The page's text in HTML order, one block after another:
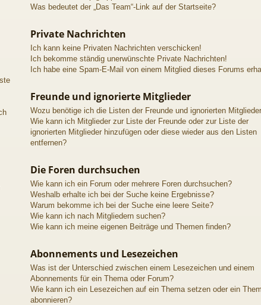
Was bedeutet der „Das Team“-Link auf der Startseite?
Private Nachrichten
Ich kann keine Privaten Nachrichten verschicken!
Ich bekomme ständig unerwünschte Private Nachrichten!
Ich habe eine Spam-E-Mail von einem Mitglied dieses Forums
Freunde und ignorierte Mitglieder
Wozu benötige ich die Listen der Freunde und ignorierten
Wie kann ich Mitglieder zur Liste der Freunde oder zur Liste der
ignorierten Mitglieder hinzufügen oder diese wieder aus den Listen
entfernen?
Die Foren durchsuchen
Wie kann ich ein Forum oder mehrere Foren durchsuchen?
Weshalb erhalte ich bei der Suche keine Ergebnisse?
Warum bekomme ich bei der Suche eine leere Seite?
Wie kann ich nach Mitgliedern suchen?
Wie kann ich meine eigenen Beiträge und Themen finden?
Abonnements und Lesezeichen
Was ist der Unterschied zwischen einem Lesezeichen und einem
Abonnements für ein Thema oder Forum?
Wie kann ich ein Lesezeichen auf ein Thema setzen oder ein
abonnieren?